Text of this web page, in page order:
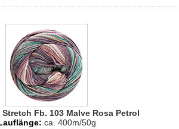
Fb. 103 Malve Rosa Petrol
ca. 400m/50g